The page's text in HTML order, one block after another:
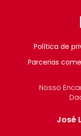
Política de
Parcerias
Nosso
José